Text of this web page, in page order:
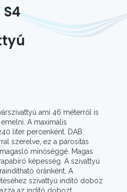
ami 46 méterről is
A maximális
liter percenként. DAB
szerelve, ez a párosítás
minőséggé. Magas
képesség. A szivattyú
óránként. A
szivattyú indító doboz